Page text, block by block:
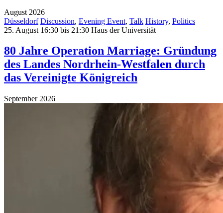
August 2026
Düsseldorf Discussion, Evening Event, Talk History, Politics
25. August 16:30 bis 21:30 Haus der Universität
80 Jahre Operation Marriage: Gründung
des Landes Nordrhein-Westfalen durch
das Vereinigte Königreich
September 2026